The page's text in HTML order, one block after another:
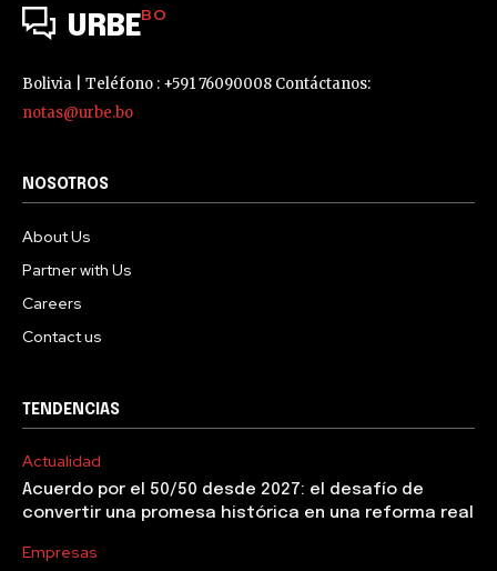
URBEBO
Bolivia | Teléfono : +591 76090008 Contáctanos:
notas@urbe.bo
NOSOTROS
About Us
Partner with Us
Careers
Contact us
TENDENCIAS
Actualidad
Acuerdo por el 50/50 desde 2027: el desafío de
convertir una promesa histórica en una reforma real
Empresas